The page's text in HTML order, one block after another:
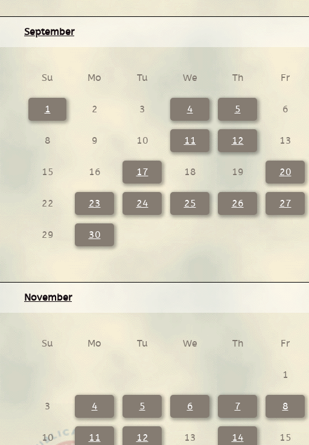
September
Su Mo Tu We Th Fr
1 2 3 4 5 6
8 9 10 11 12 13
15 16 17 18 19 20
22 23 24 25 26 27
29 30
November
Su Mo Tu We Th Fr
1
3 4 5 6 7 8
10 11 12 13 14 15